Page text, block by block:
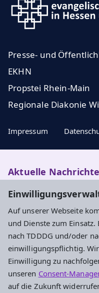
Auf unserer Webseite
und Dienste zum
nach TDDDG und/oder
einwilligungspflichtig.
Einwilligung zu
unseren Consent-
auf die Zukunft
Presse- und
EKHN
Propstei Rhein-Main
Regionale Diakonie
Impressum
Aktuelle
Newsletter
Adresse
Evangelisches Dekanat
Aarstraße 44
65232 Taunusstein